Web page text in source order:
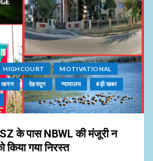
HIGHCOURT MOTIVATIONAL
खनन देहरादून न्यायालय बड़ी खबर
के पास NBWL की मंजूरी न
गया निरस्त